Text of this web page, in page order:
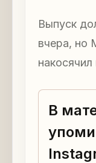
Выпуск
вчера, но
В